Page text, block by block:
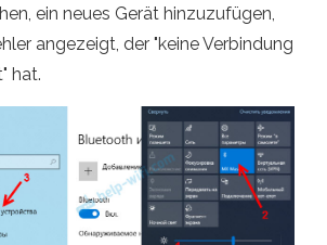
ein neues Gerät hinzuzufügen,
angezeigt, der "keine Verbindung
hat.